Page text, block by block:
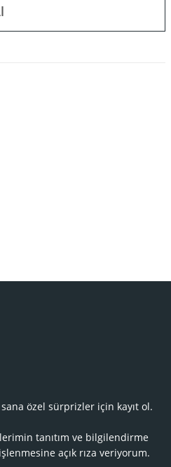
özel sürprizler için kayıt ol.
tanıtım ve bilgilendirme
açık rıza veriyorum.